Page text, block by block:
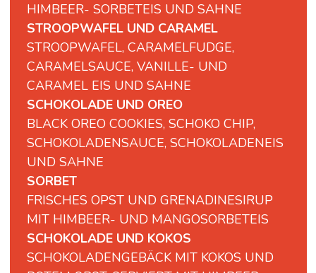
HIMBEER- SORBETEIS UND SAHNE
STROOPWAFEL UND CARAMEL
STROOPWAFEL, CARAMELFUDGE,
CARAMELSAUCE, VANILLE- UND
CARAMEL EIS UND SAHNE
SCHOKOLADE UND OREO
BLACK OREO COOKIES, SCHOKO CHIP,
SCHOKOLADENSAUCE, SCHOKOLADENEIS
UND SAHNE
SORBET
FRISCHES OPST UND GRENADINESIRUP
MIT HIMBEER- UND MANGOSORBETEIS
SCHOKOLADE UND KOKOS
SCHOKOLADENGEBÄCK MIT KOKOS UND